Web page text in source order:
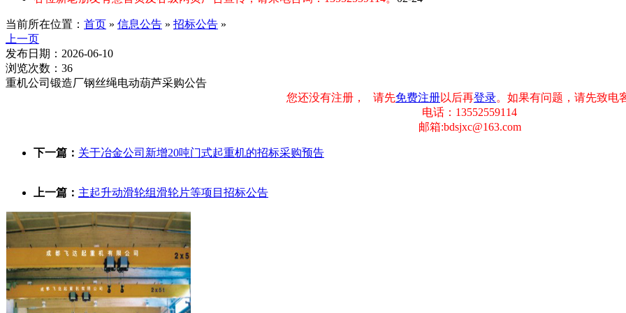
当前所在位置： 首页 » 信息公告 » 招标公告 »
上一页
发布日期：2026-06-10
浏览次数：36
重机公司锻造厂钢丝绳电动葫芦采购公告
您还没有注册， 请先免费注册以后再登录。如果有问题，请先致电
电话：13552559114
邮箱:bdsjxc@163.com
下一篇： 关于冶金公司新增20吨门式起重机的招标采购预告
上一篇： 主起升动滑轮组滑轮片等项目招标公告